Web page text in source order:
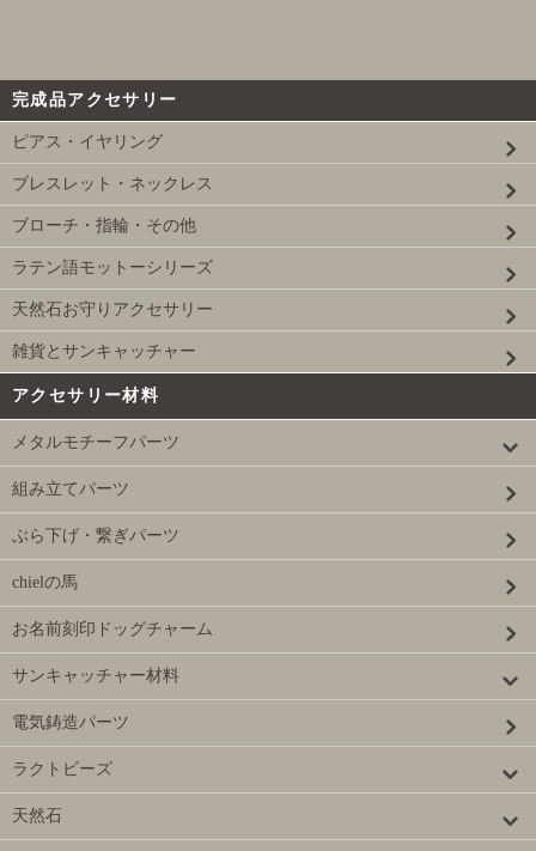
完成品アクセサリー
ピアス・イヤリング
ブレスレット・ネックレス
ブローチ・指輪・その他
ラテン語モットーシリーズ
天然石お守りアクセサリー
雑貨とサンキャッチャー
アクセサリー材料
メタルモチーフパーツ
組み立てパーツ
ぶら下げ・繋ぎパーツ
chielの馬
お名前刻印ドッグチャーム
サンキャッチャー材料
電気鋳造パーツ
ラクトビーズ
天然石